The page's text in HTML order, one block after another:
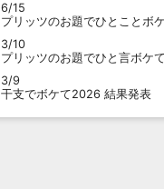
6/15
プリッツのお題でひとことボ
3/10
プリッツのお題でひと言ボケ
3/9
干支でボケて2026 結果発表